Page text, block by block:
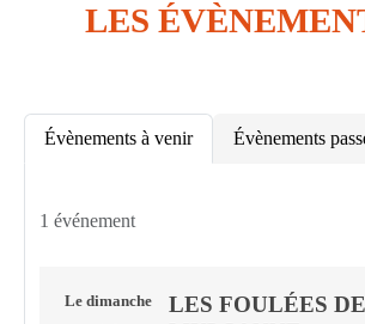
LES
Évènements à venir Évènements
1 événement
Le dimanche
LES FOULÉES DE